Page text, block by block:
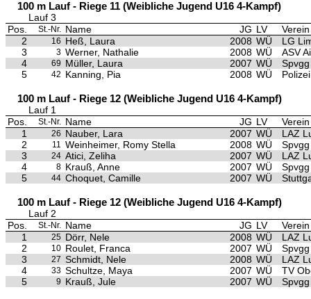
100 m Lauf - Riege 11 (Weibliche Jugend U16 4-Kampf)
Lauf 3
Pos.
St.-Nr. Name JG LV
Verein
2
16 Heß, Laura 2008 WÜ
LG
3
3 Werner, Nathalie 2008 WÜ
ASV
4
69 Müller, Laura 2007 WÜ
5
42 Kanning, Pia 2008 WÜ
100 m Lauf - Riege 12 (Weibliche Jugend U16 4-Kampf)
Lauf 1
Pos.
St.-Nr. Name JG LV
Verein
1
26 Nauber, Lara 2007 WÜ
LAZ
2
11 Weinheimer, Romy Stella 2008 WÜ
3
24 Atici, Zeliha 2007 WÜ
LAZ
4
8 Krauß, Anne 2007 WÜ
5
44 Choquet, Camille 2007 WÜ
100 m Lauf - Riege 12 (Weibliche Jugend U16 4-Kampf)
Lauf 2
Pos.
St.-Nr. Name JG LV
Verein
1
25 Dörr, Nele 2008 WÜ
LAZ
2
10 Roulet, Franca 2007 WÜ
3
27 Schmidt, Nele 2008 WÜ
LAZ
4
33 Schultze, Maya 2007 WÜ
TV
5
9 Krauß, Jule 2007 WÜ